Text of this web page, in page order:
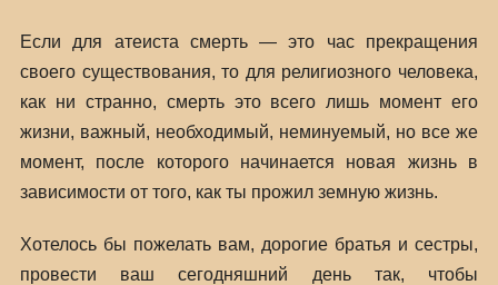
Если для атеиста смерть — это час прекращения
своего существования, то для религиозного человека,
как ни странно, смерть это всего лишь момент его
жизни, важный, необходимый, неминуемый, но все же
момент, после которого начинается новая жизнь в
зависимости от того, как ты прожил земную жизнь.
Хотелось бы пожелать вам, дорогие братья и сестры,
провести ваш сегодняшний день так, чтобы